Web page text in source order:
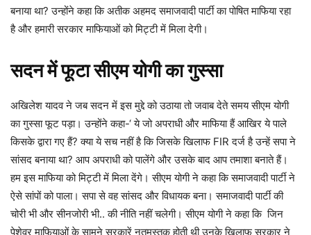
बनाया था? उन्होंने कहा कि अतीक अहमद समाजवादी पार्टी का पोषित माफिया रहा
है और हमारी सरकार माफियाओं को मिट्टी में मिला देगी।
सदन में फूटा सीएम योगी का गुस्सा
अखिलेश यादव ने जब सदन में इस मुद्दे को उठाया तो जवाब देते समय सीएम योगी
का गुस्सा फूट पड़ा। उन्होंने कहा-‘ ये जो अपराधी और माफिया हैं आखिर ये पाले
किसके द्वारा गए हैं? क्या ये सच नहीं है कि जिसके खिलाफ FIR दर्ज है उन्हें सपा ने
सांसद बनाया था? आप अपराधी को पालेंगे और उसके बाद आप तमाशा बनाते हैं।
हम इस माफिया को मिट्टी में मिला देंगे। सीएम योगी ने कहा कि समाजवादी पार्टी ने
ऐसे सांपों को पाला। सपा से वह सांसद और विधायक बना। समाजवादी पार्टी की
चोरी भी और सीनजोरी भी.. की नीति नहीं चलेगी। सीएम योगी ने कहा कि जिन
पेशेवर माफियाओं के सामने सरकारें नतमस्तक होती थी उनके खिलाफ सरकार ने